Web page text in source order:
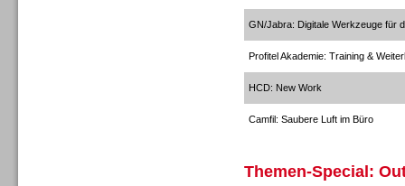
GN/Jabra: Digitale Werkzeuge für
Profitel Akademie: Training &
HCD: New Work
Camfil: Saubere Luft im Büro
Themen-Special: